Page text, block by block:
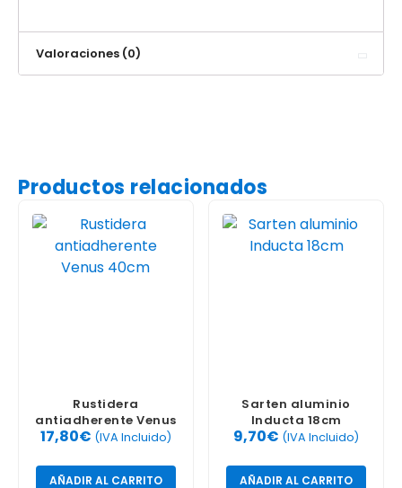
Valoraciones (0)
Productos relacionados
Rustidera
antiadherente Venus
40cm
17,80€ (IVA Incluido)
AÑADIR AL CARRITO
Sarten aluminio
Inducta 18cm
9,70€ (IVA Incluido)
AÑADIR AL CARRITO